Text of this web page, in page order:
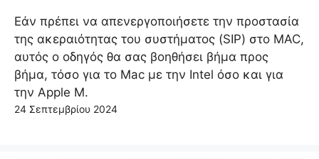
Εάν πρέπει να απενεργοποιήσετε την προστασία
της ακεραιότητας του συστήματος (SIP) στο MAC,
αυτός ο οδηγός θα σας βοηθήσει βήμα προς
βήμα, τόσο για το Mac με την Intel όσο και για
την Apple M.
24 Σεπτεμβρίου 2024